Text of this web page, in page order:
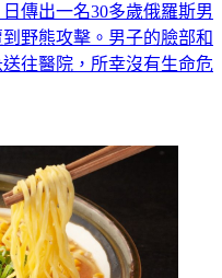
傳出一名30多歲俄羅斯男
野熊攻擊。男子的臉部和
往醫院，所幸沒有生命危